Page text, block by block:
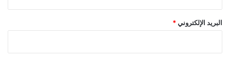
البريد الإلكتروني *